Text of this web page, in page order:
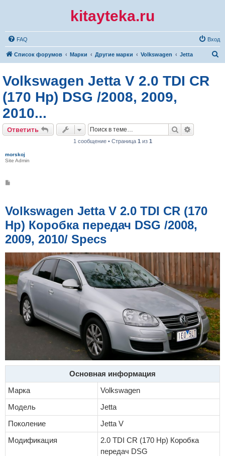
kitayteka.ru
FAQ Вход
Список форумов Марки Другие марки Volkswagen Jetta
Volkswagen Jetta V 2.0 TDI CR
(170 Hp) DSG /2008, 2009,
2010...
Ответить Поиск
1 сообщение • Страница 1 из 1
morskoj
Site Admin
щ
е
и
е
Volkswagen Jetta V 2.0 TDI CR (170
Hp) Коробка передач DSG /2008,
2009, 2010/ Specs
Основная информация
Марка
Volkswagen
Модель
Jetta
Поколение
Jetta V
Модификация
2.0 TDI CR (170 Hp) Коробка
передач DSG